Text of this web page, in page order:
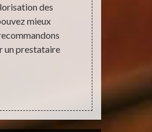
des
mieux
un prestataire